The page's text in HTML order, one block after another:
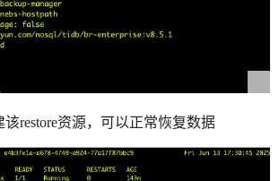
该restore资源，可以正常恢复数据